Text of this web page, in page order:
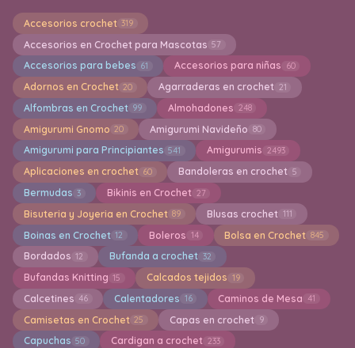
Accesorios crochet 319
Accesorios en Crochet para Mascotas 57
Accesorios para bebes 61 Accesorios para niñas 60
Adornos en Crochet 20 Agarraderas en crochet 21
Alfombras en Crochet 99 Almohadones 248
Amigurumi Gnomo 20 Amigurumi Navideño 80
Amigurumi para Principiantes 541 Amigurumis 2493
Aplicaciones en crochet 60 Bandoleras en crochet 5
Bermudas 3 Bikinis en Crochet 27
Bisuteria y Joyeria en Crochet 89 Blusas crochet 111
Boinas en Crochet 12 Boleros 14 Bolsa en Crochet 845
Bordados 12 Bufanda a crochet 32
Bufandas Knitting 15 Calcados tejidos 19
Calcetines 46 Calentadores 16 Caminos de Mesa 41
Camisetas en Crochet 25 Capas en crochet 9
Capuchas 50 Cardigan a crochet 233